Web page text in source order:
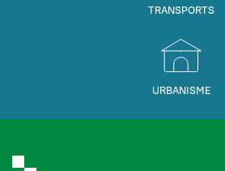
TRANSPORTS
URBANISME